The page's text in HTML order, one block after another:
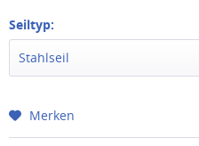
Seiltyp:
Stahlseil
Merken